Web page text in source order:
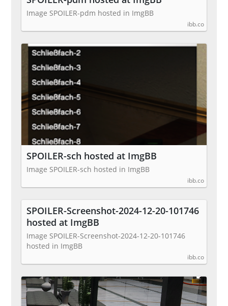
Image SPOILER-pdm hosted in ImgBB
ibb.co
SPOILER-sch hosted at ImgBB
Image SPOILER-sch hosted in ImgBB
ibb.co
SPOILER-Screenshot-2024-12-20-101746
hosted at ImgBB
Image SPOILER-Screenshot-2024-12-20-101746
hosted in ImgBB
ibb.co